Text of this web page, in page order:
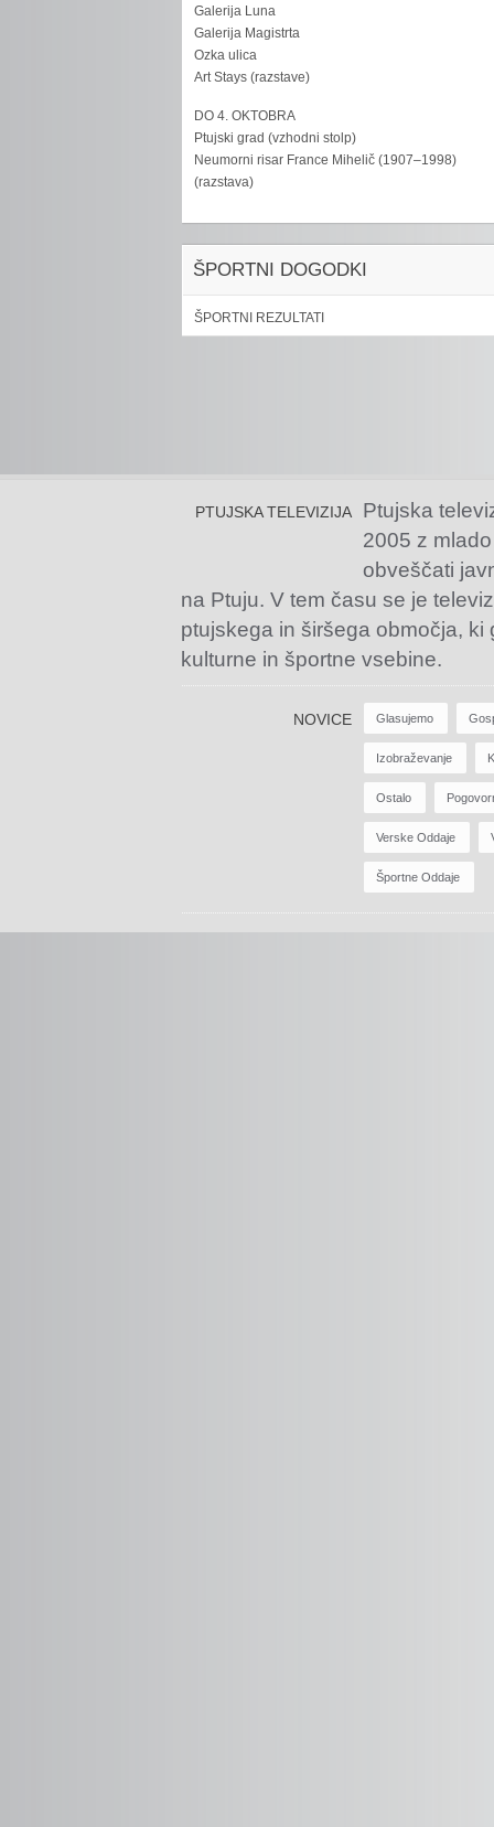
Galerija Luna
Galerija Magistrta
Ozka ulica
Art Stays (razstave)
DO 4. OKTOBRA
Ptujski grad (vzhodni stolp)
Neumorni risar France Mihelič (1907–1998)
(razstava)
ŠPORTNI DOGODKI
ŠPORTNI REZULTATI
PTUJSKA TELEVIZIJA
Ptujska
2005 z
obveščati
na Ptuju. V tem času se je
ptujskega in širšega območja,
kulturne in športne vsebine.
NOVICE Glasujemo
Izobraževanje
Ostalo
Verske Oddaje
Športne Oddaje